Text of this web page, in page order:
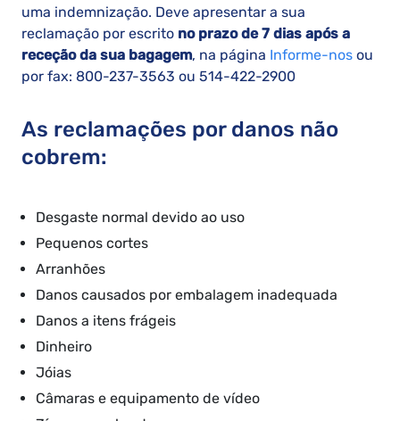
uma indemnização. Deve apresentar a sua
reclamação por escrito no prazo de 7 dias após a
receção da sua bagagem, na página Informe-nos ou
por fax: 800-237-3563 ou 514-422-2900
As reclamações por danos não
cobrem:
Desgaste normal devido ao uso
Pequenos cortes
Arranhões
Danos causados por embalagem inadequada
Danos a itens frágeis
Dinheiro
Jóias
Câmaras e equipamento de vídeo